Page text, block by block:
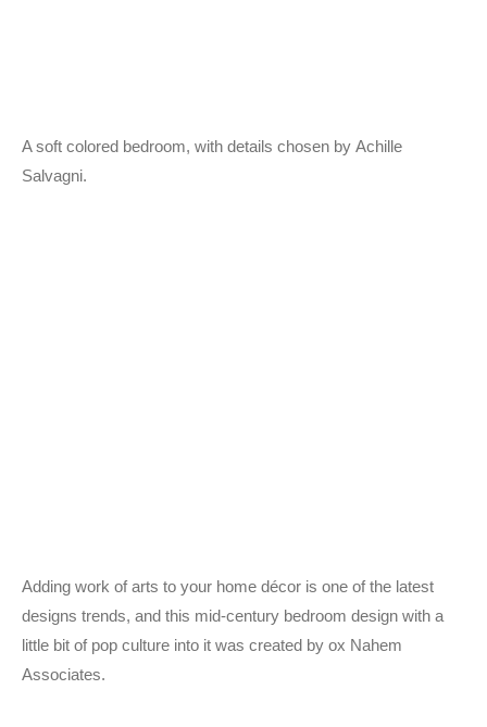
A soft colored bedroom, with details chosen by Achille
Salvagni.
Adding work of arts to your home décor is one of the latest
designs trends, and this mid-century bedroom design with a
little bit of pop culture into it was created by ox Nahem
Associates.